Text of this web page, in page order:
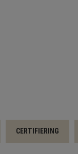
CERTIFIERING